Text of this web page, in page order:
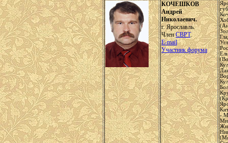
КОЧЕШКОВ
Андрей
Николаевич.
г. Ярославль.
ЧленСВРТ.
E-mail
Участник форума
-